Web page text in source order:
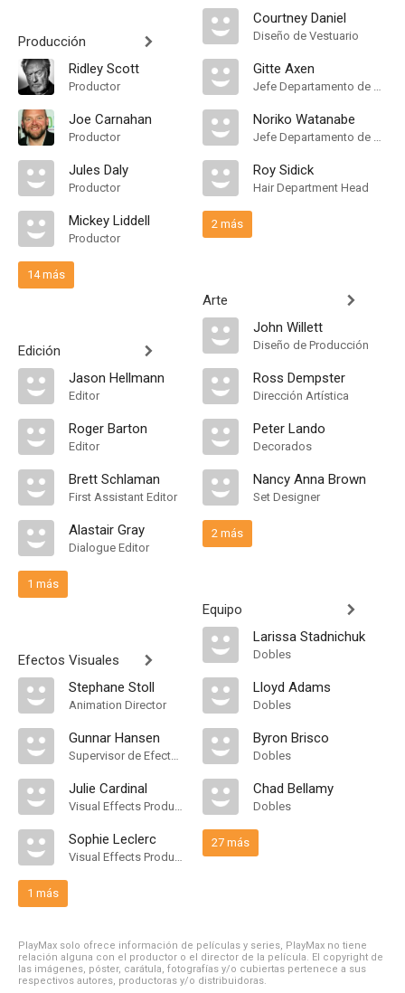
Producción
Ridley Scott
Productor
Joe Carnahan
Productor
Jules Daly
Productor
Mickey Liddell
Productor
14 más
Edición
Jason Hellmann
Editor
Roger Barton
Editor
Brett Schlaman
First Assistant Editor
Alastair Gray
Dialogue Editor
1 más
Efectos Visuales
Stephane Stoll
Animation Director
Gunnar Hansen
Supervisor de Efectos Visuales
Julie Cardinal
Visual Effects Producer
Sophie Leclerc
Visual Effects Producer
1 más
Courtney Daniel
Diseño de Vestuario
Gitte Axen
Jefe Departamento de Maquillaje
Noriko Watanabe
Jefe Departamento de Maquillaje, Hair Department Head
Roy Sidick
Hair Department Head
2 más
Arte
John Willett
Diseño de Producción
Ross Dempster
Dirección Artística
Peter Lando
Decorados
Nancy Anna Brown
Set Designer
2 más
Equipo
Larissa Stadnichuk
Dobles
Lloyd Adams
Dobles
Byron Brisco
Dobles
Chad Bellamy
Dobles
27 más
PlayMax solo ofrece información de películas y series, PlayMax no tiene
relación alguna con el productor o el director de la película. El copyright de
las imágenes, póster, carátula, fotografías y/o cubiertas pertenece a sus
respectivos autores, productoras y/o distribuidoras.